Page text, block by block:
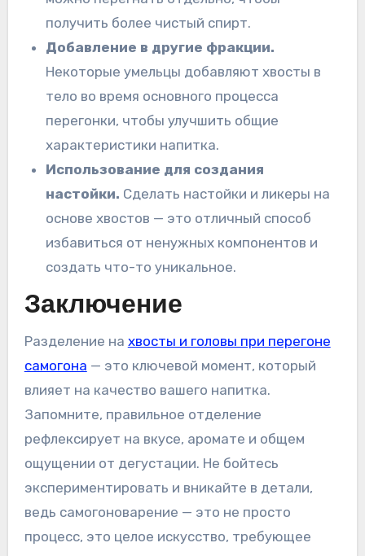
получить более чистый спирт.
Добавление в другие фракции.
Некоторые умельцы добавляют хвосты в
тело во время основного процесса
перегонки, чтобы улучшить общие
характеристики напитка.
Использование для создания
настойки. Сделать настойки и ликеры на
основе хвостов — это отличный способ
избавиться от ненужных компонентов и
создать что-то уникальное.
Заключение
Разделение на хвосты и головы при перегоне
самогона — это ключевой момент, который
влияет на качество вашего напитка.
Запомните, правильное отделение
рефлексирует на вкусе, аромате и общем
ощущении от дегустации. Не бойтесь
экспериментировать и вникайте в детали,
ведь самогоноварение — это не просто
процесс, это целое искусство, требующее